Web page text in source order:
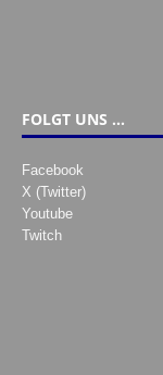
FOLGT UNS …
Facebook
X (Twitter)
Youtube
Twitch